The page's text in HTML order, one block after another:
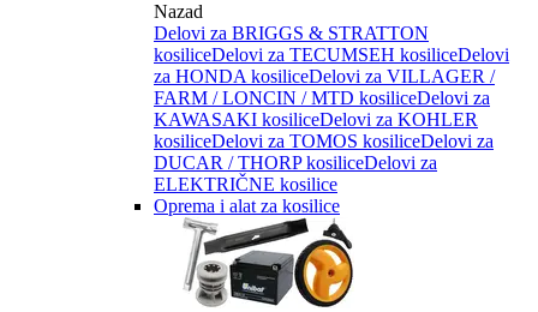
Nazad
Delovi za BRIGGS & STRATTON
kosiliceDelovi za TECUMSEH kosiliceDelovi
za HONDA kosiliceDelovi za VILLAGER /
FARM / LONCIN / MTD kosiliceDelovi za
KAWASAKI kosiliceDelovi za KOHLER
kosiliceDelovi za TOMOS kosiliceDelovi za
DUCAR / THORP kosiliceDelovi za
ELEKTRIČNE kosilice
Oprema i alat za kosilice